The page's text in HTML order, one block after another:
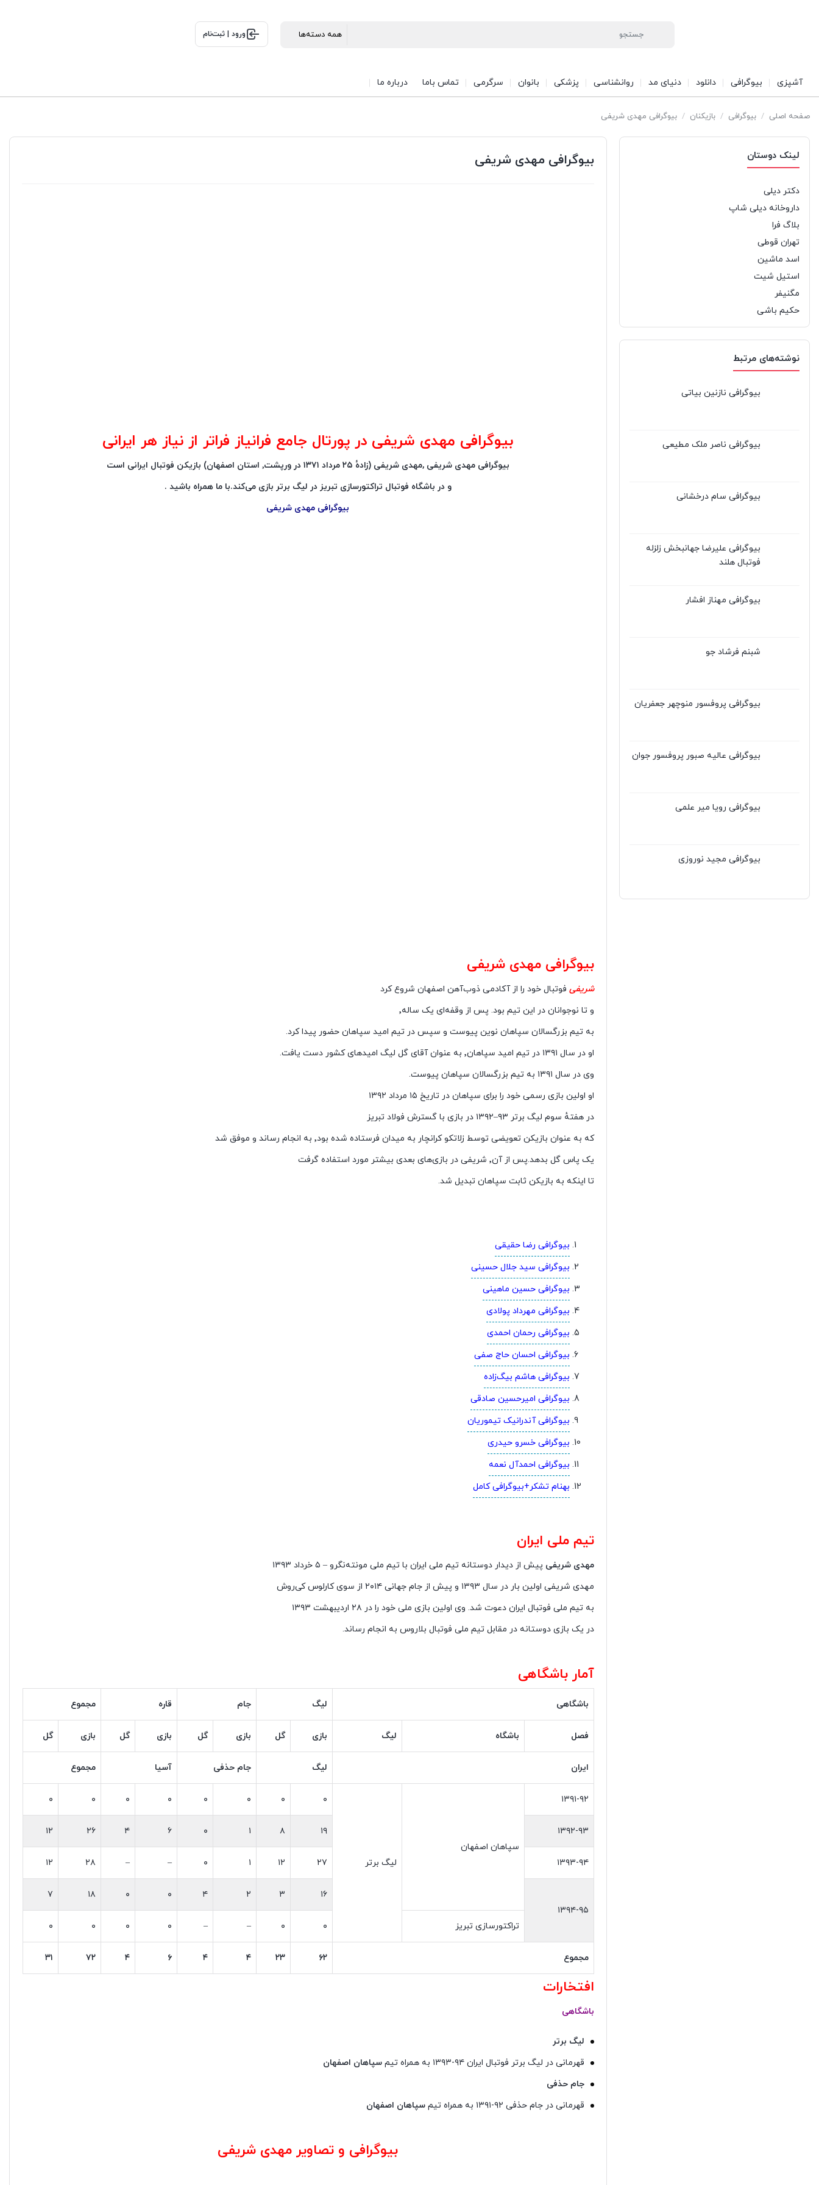
ورود | ثبت‌نام
آشپزی بیوگرافی دانلود دنیای مد روانشناسی پزشکی بانوان سرگرمی تماس باما درباره ما
صفحه اصلی / بیوگرافی / بازیکنان / بیوگرافی مهدی شریفی
لینک دوستان
دکتر دیلی
داروخانه دیلی شاپ
بلاگ فرا
تهران قوطی
اسد ماشین
استیل شیت
مگنیفر
حکیم باشی
نوشته‌های مرتبط
بیوگرافی نازنین بیاتی
بیوگرافی ناصر ملک مطیعی
بیوگرافی سام درخشانی
بیوگرافی علیرضا جهانبخش زلزله
فوتبال هلند
بیوگرافی مهناز افشار
شبنم فرشاد جو
بیوگرافی پروفسور منوچهر جعفریان
بیوگرافی عالیه صبور پروفسور جوان
بیوگرافی رویا میر علمی
بیوگرافی مجید نوروزی
بیوگرافی مهدی شریفی
بیوگرافی مهدی شریفی در پورتال جامع فرانیاز فراتر از نیاز هر ایرانی
بیوگرافی مهدی شریفی ,مهدی شریفی (زادهٔ ۲۵ مرداد ۱۳۷۱ در ورپشت٬ استان اصفهان) بازیکن فوتبال ایرانی است
و در باشگاه فوتبال تراکتورسازی تبریز در لیگ برتر بازی می‌کند.با ما همراه باشید .
بیوگرافی مهدی شریفی
بیوگرافی مهدی شریفی
شریفی فوتبال خود را از آکادمی ذوب‌آهن اصفهان شروع کرد
و تا نوجوانان در این تیم بود. پس از وقفه‌ای یک ساله٬
به تیم بزرگسالان سپاهان نوین پیوست و سپس در تیم امید سپاهان حضور پیدا کرد.
او در سال ۱۳۹۱ در تیم امید سپاهان٬ به عنوان آقای گل لیگ امیدهای کشور دست یافت.
وی در سال ۱۳۹۱ به تیم بزرگسالان سپاهان پیوست.
او اولین بازی رسمی خود را برای سپاهان در تاریخ ۱۵ مرداد ۱۳۹۲
در هفتهٔ سوم لیگ برتر ۹۳–۱۳۹۲ در بازی با گسترش فولاد تبریز
که به عنوان بازیکن تعویضی توسط زلاتکو کرانچار به میدان فرستاده شده بود٬ به انجام رساند و موفق شد
یک پاس گل بدهد.پس از آن٬ شریفی در بازی‌های بعدی بیشتر مورد استفاده گرفت
تا اینکه به بازیکن ثابت سپاهان تبدیل شد.
بیوگرافی رضا حقیقی
بیوگرافی سید جلال حسینی
بیوگرافی حسین ماهینی
بیوگرافی مهرداد پولادی
بیوگرافی رحمان احمدی
بیوگرافی احسان حاج صفی
بیوگرافی هاشم بیگ‌زاده
بیوگرافی امیرحسین صادقی
بیوگرافی آندرانیک تیموریان
بیوگرافی خسرو حیدری
بیوگرافی احمدآل نعمه
بهنام تشکر+بیوگرافی کامل
تیم ملی ایران
مهدی شریفی پیش از دیدار دوستانه تیم ملی ایران با تیم ملی مونته‌نگرو – ۵ خرداد ۱۳۹۳
مهدی شریفی اولین بار در سال ۱۳۹۳ و پیش از جام جهانی ۲۰۱۴ از سوی کارلوس کی‌روش
به تیم ملی فوتبال ایران دعوت شد. وی اولین بازی ملی خود را در ۲۸ اردیبهشت ۱۳۹۳
در یک بازی دوستانه در مقابل تیم ملی فوتبال بلاروس به انجام رساند.
آمار باشگاهی
باشگاهی لیگ جام قاره مجموع
فصل باشگاه لیگ بازی گل بازی گل بازی گل‌ بازی گل‌
ایران لیگ جام حذفی آسیا مجموع
۱۳۹۱-۹۲
سپاهان اصفهان
لیگ برتر
۰ ۰ ۰ ۰ ۰ ۰ ۰ ۰
۱۳۹۲-۹۳ ۱۹ ۸ ۱ ۰ ۶ ۴ ۲۶ ۱۲
۱۳۹۳-۹۴ ۲۷ ۱۲ ۱ ۰ –
– ۲۸ ۱۲
۱۳۹۴-۹۵
۱۶ ۳ ۲ ۴ ۰ ۰ ۱۸ ۷
تراکتورسازی تبریز ۰ ۰ –
– ۰ ۰ ۰ ۰
مجموع ۶۲ ۲۳ ۴ ۴ ۶ ۴ ۷۲ ۳۱
افتخارات
باشگاهی
لیگ برتر
قهرمانی در لیگ برتر فوتبال ایران ۹۴-۱۳۹۳ به همراه تیم
سپاهان اصفهان
جام حذفی
قهرمانی در جام حذفی ۹۲-۱۳۹۱ به همراه تیم
سپاهان اصفهان
بیوگرافی و تصاویر مهدی شریفی